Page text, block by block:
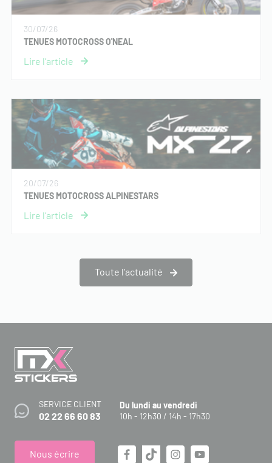
30/07/26
TENUES MOTOCROSS O'NEAL
20/07/26
TENUES MOTOCROSS ALPINESTARS
Toute l’actualité
SERVICE CLIENT
02 22 66 60 83
Du lundi au vendredi
10h - 12h30 / 14h - 17h30
Nous écrire